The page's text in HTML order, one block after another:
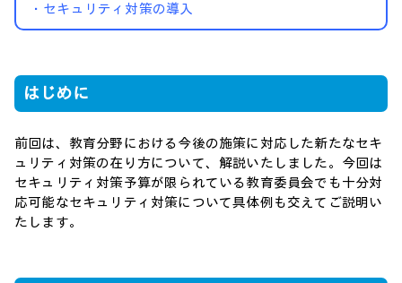
・セキュリティ対策の導入
はじめに
前回は、教育分野における今後の施策に対応した新たなセキ
ュリティ対策の在り方について、解説いたしました。今回は
セキュリティ対策予算が限られている教育委員会でも十分対
応可能なセキュリティ対策について具体例も交えてご説明い
たします。